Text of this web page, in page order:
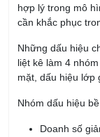
hợp lý trong mô
cần khắc phục
Những dấu hiệu
liệt kê làm 4
mặt, dấu hiệu lớp
Nhóm dấu hiệu
Doanh số